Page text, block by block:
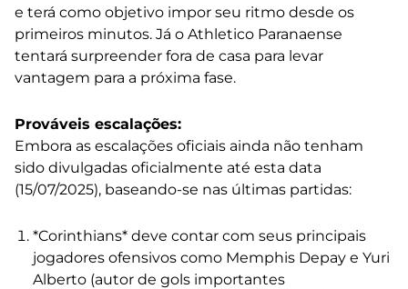
e terá como objetivo impor seu ritmo desde os
primeiros minutos. Já o Athletico Paranaense
tentará surpreender fora de casa para levar
vantagem para a próxima fase.
Prováveis escalações:
Embora as escalações oficiais ainda não tenham
sido divulgadas oficialmente até esta data
(15/07/2025), baseando-se nas últimas partidas:
*Corinthians* deve contar com seus principais
jogadores ofensivos como Memphis Depay e Yuri
Alberto (autor de gols importantes